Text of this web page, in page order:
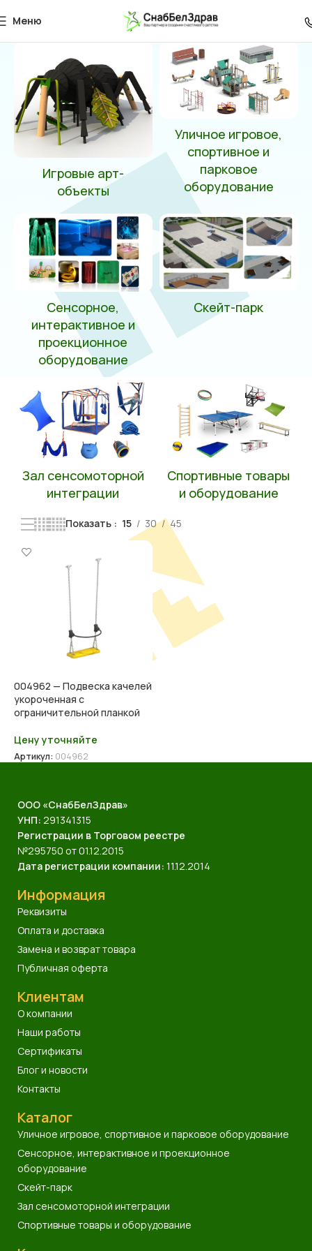
Меню
004962
Главная 004962
Игровые арт-
объекты
Уличное игровое,
спортивное и
парковое
оборудование
Сенсорное,
интерактивное и
проекционное
оборудование
Скейт-парк
Зал сенсомоторной
интеграции
Спортивные товары
и оборудование
Показать 15 30 45
004962 — Подвеска качелей
укороченная с
ограничительной планкой
Цену уточняйте
Артикул: 004962
ООО «СнабБелЗдрав»
УНП: 291341315
Регистрации в Торговом реестре
№295750 от 01.12.2015
Дата регистрации компании: 11.12.2014
Информация
Реквизиты
Оплата и доставка
Замена и возврат товара
Публичная оферта
Клиентам
О компании
Наши работы
Сертификаты
Блог и новости
Контакты
Каталог
Уличное игровое, спортивное и парковое оборудование
Сенсорное, интерактивное и проекционное
оборудование
Скейт-парк
Зал сенсомоторной интеграции
Спортивные товары и оборудование